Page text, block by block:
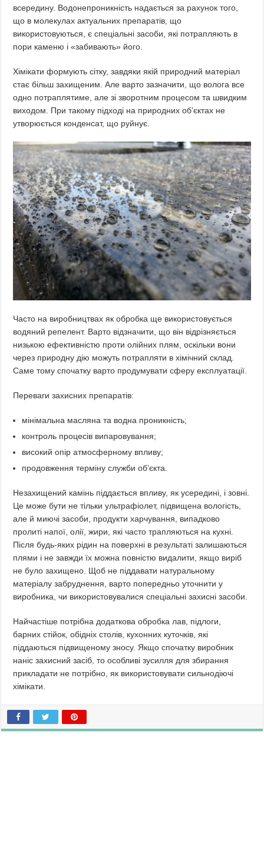
всередину. Водонепроникність надається за рахунок того,
що в молекулах актуальних препаратів, що
використовуються, є спеціальні засоби, які потрапляють в
пори каменю і «забивають» його.
Хімікати формують сітку, завдяки якій природний матеріал
стає більш захищеним. Але варто зазначити, що волога все
одно потраплятиме, але зі зворотним процесом та швидким
виходом. При такому підході на природних об’єктах не
утворюється конденсат, що руйнує.
Часто на виробництвах як обробка ще використовується
водяний репелент. Варто відзначити, що він відрізняється
низькою ефективністю проти олійних плям, оскільки вони
через природну дію можуть потрапляти в хімічний склад.
Саме тому спочатку варто продумувати сферу експлуатації.
Переваги захисних препаратів:
мінімальна масляна та водна проникність;
контроль процесів випаровування;
високий опір атмосферному впливу;
продовження терміну служби об’єкта.
Незахищений камінь піддається впливу, як усередині, і зовні.
Це може бути не тільки ультрафіолет, підвищена вологість,
але й миючі засоби, продукти харчування, випадково
пролиті напої, олії, жири, які часто трапляються на кухні.
Після будь-яких рідин на поверхні в результаті залишаються
плями і не завжди їх можна повністю видалити, якщо виріб
не було захищено. Щоб не піддавати натуральному
матеріалу забруднення, варто попередньо уточнити у
виробника, чи використовувалися спеціальні захисні засоби.
Найчастіше потрібна додаткова обробка лав, підлоги,
барних стійок, обідніх столів, кухонних куточків, які
піддаються підвищеному зносу. Якщо спочатку виробник
наніс захисний засіб, то особливі зусилля для збирання
прикладати не потрібно, як використовувати сильнодіючі
хімікати.